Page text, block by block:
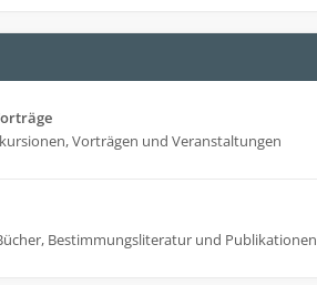
Vorträgen und Veranstaltungen
Bestimmungsliteratur und Publikationen